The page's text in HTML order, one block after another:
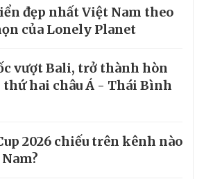
đẹp nhất Việt Nam theo
của Lonely Planet
vượt Bali, trở thành hòn
thứ hai châu Á - Thái Bình
2026 chiếu trên kênh nào